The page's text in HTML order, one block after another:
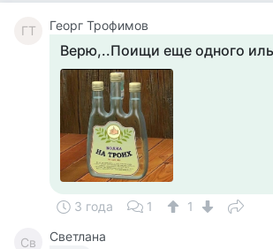
ГТ Георг Трофимов
Верю,..Поищи еще одного
3 года 1 1
Св Светлана